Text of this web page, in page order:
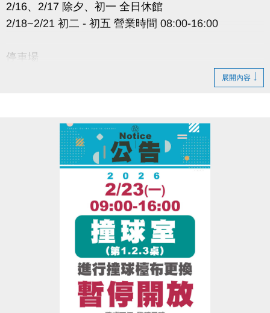
2/16、2/17 除夕、初一 全日休館
2/18~2/21 初二 - 初五 營業時間 08:00-16:00
停車場
場內車輛將依停車費率照常累計
４樓射箭場：營業時間與上表相同
愛浪販賣部：2/16~2/20 除夕~初五 店休六天
展開內容